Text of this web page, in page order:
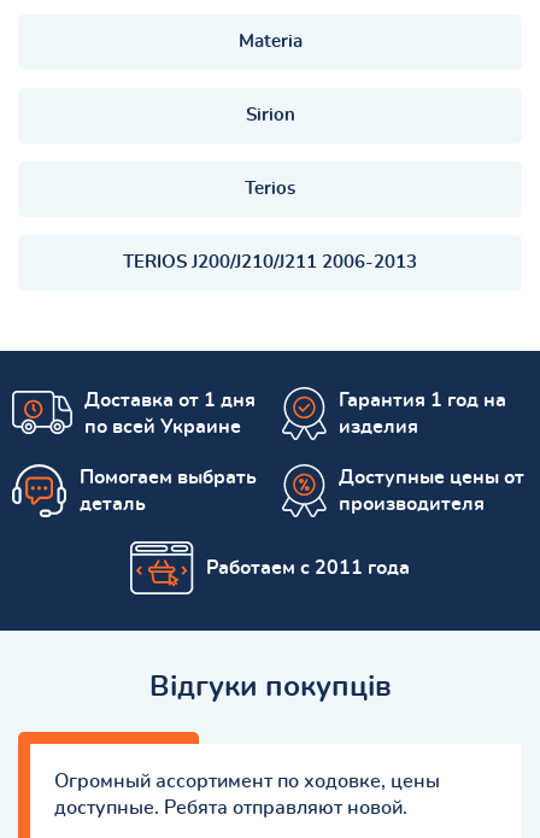
Materia
Sirion
Terios
TERIOS J200/J210/J211 2006-2013
Доставка от 1 дня
по всей Украине
Гарантия 1 год на
изделия
Помогаем выбрать
деталь
Доступные цены от
производителя
Работаем с 2011 года
Відгуки покупців
Огромный ассортимент по ходовке, цены
доступные. Ребята отправляют новой.